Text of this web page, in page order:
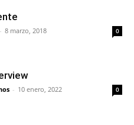
- 8 marzo, 2018 0
- 10 enero, 2022 0